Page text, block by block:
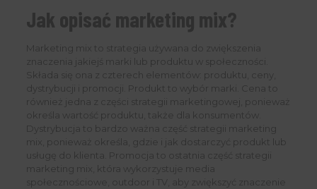
Jak opisać marketing mix?
Marketing mix to strategia używana do zwiększenia
znaczenia jakiejś marki lub produktu w społeczności.
Składa się ona z czterech elementów: produktu, ceny,
dystrybucji i promocji. Produkt to wybór marki. Cena to
również jedna z części strategii marketingowej, ponieważ
określa wartość produktu, także dla konsumentów.
Dystrybucja to bardzo ważna część strategii marketing
mix, ponieważ określa, gdzie i jak dostarczyć produkt lub
usługę do klienta. Promocja to ostatnia część strategii
marketing mix, która wykorzystuje media
społecznościowe, outdoor i TV, aby zwiększyć znaczenie